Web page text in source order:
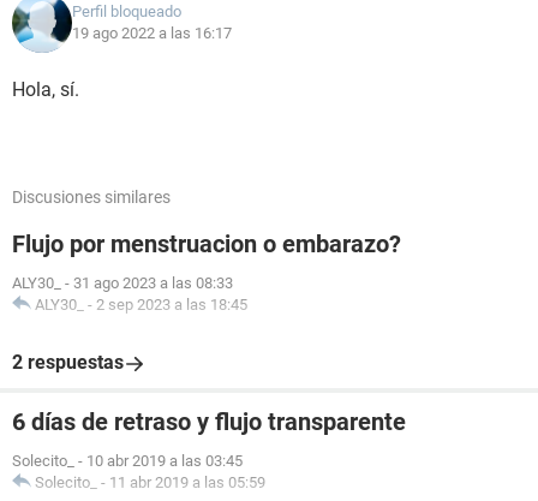
Perfil bloqueado
19 ago 2022 a las 16:17
Hola, sí.
Discusiones similares
Flujo por menstruacion o embarazo?
ALY30_ - 31 ago 2023 a las 08:33
ALY30_ - 2 sep 2023 a las 18:45
2 respuestas
6 días de retraso y flujo transparente
Solecito_ - 10 abr 2019 a las 03:45
Solecito_ - 11 abr 2019 a las 05:59